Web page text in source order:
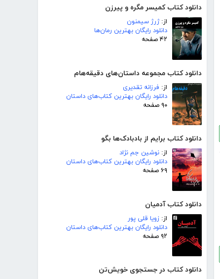
دانلود کتاب کمیسر مگره و پیرزن
از:ژرژ سیمنون
دانلود رایگان بهترین رمان‌ها
۴۲ صفحه
دانلود کتاب مجموعه داستان‌های دقیقه‌هام
از: فرزانه تقدیری
دانلود رایگان بهترین کتاب‌های داستان
۹۰ صفحه
دانلود کتاب برایم از بادبادک‌ها بگو
از: نوشین جم نژاد
دانلود رایگان بهترین کتاب‌های داستان
۶۹ صفحه
دانلود کتاب آدمیان
از: زویا قلی پور
دانلود رایگان بهترین کتاب‌های داستان
۹۲ صفحه
دانلود کتاب در جستجوی خویش‌تن